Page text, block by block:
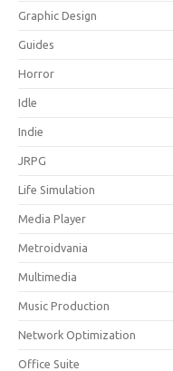
Graphic Design
Guides
Horror
Idle
Indie
JRPG
Life Simulation
Media Player
Metroidvania
Multimedia
Music Production
Network Optimization
Office Suite